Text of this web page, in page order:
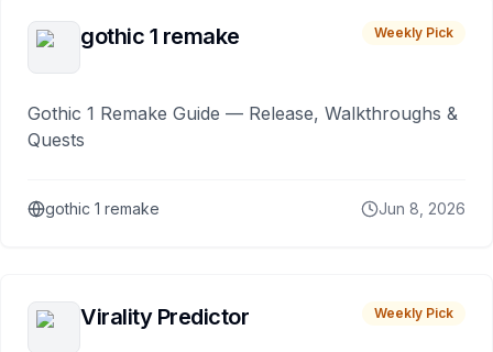
gothic 1 remake Weekly Pick
Gothic 1 Remake Guide — Release, Walkthroughs &
Quests
gothic 1 remake Jun 8, 2026
Virality Predictor Weekly Pick